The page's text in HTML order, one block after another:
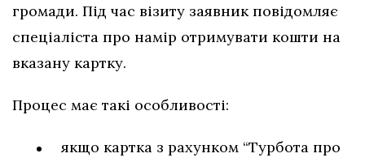
громади. Під час візиту заявник повідомляє
спеціаліста про намір отримувати кошти на
вказану картку.
Процес має такі особливості:
якщо картка з рахунком “Турбота про